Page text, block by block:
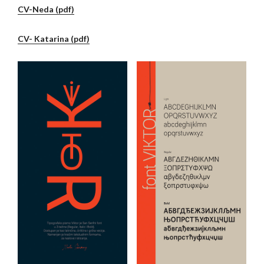
CV-Neda (pdf)
CV- Katarina (pdf)